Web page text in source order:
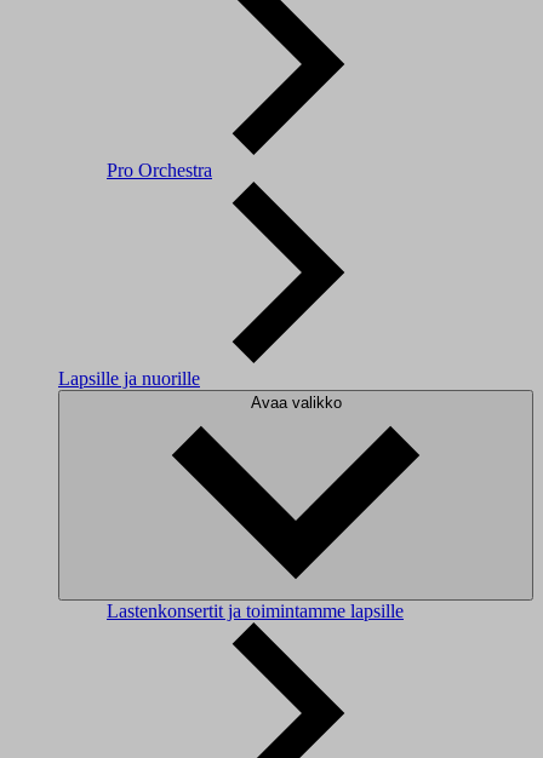
Pro Orchestra
Lapsille ja nuorille
Avaa valikko
Lastenkonsertit ja toimintamme lapsille